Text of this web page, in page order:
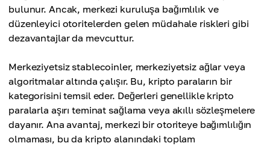
bulunur. Ancak, merkezi kuruluşa bağımlılık ve
düzenleyici otoritelerden gelen müdahale riskleri gibi
dezavantajlar da mevcuttur.
Merkeziyetsiz stablecoinler, merkeziyetsiz ağlar veya
algoritmalar altında çalışır. Bu, kripto paraların bir
kategorisini temsil eder. Değerleri genellikle kripto
paralarla aşırı teminat sağlama veya akıllı sözleşmelere
dayanır. Ana avantaj, merkezi bir otoriteye bağımlılığın
olmaması, bu da kripto alanındaki toplam